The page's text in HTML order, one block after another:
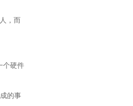
，而
个硬件
的事